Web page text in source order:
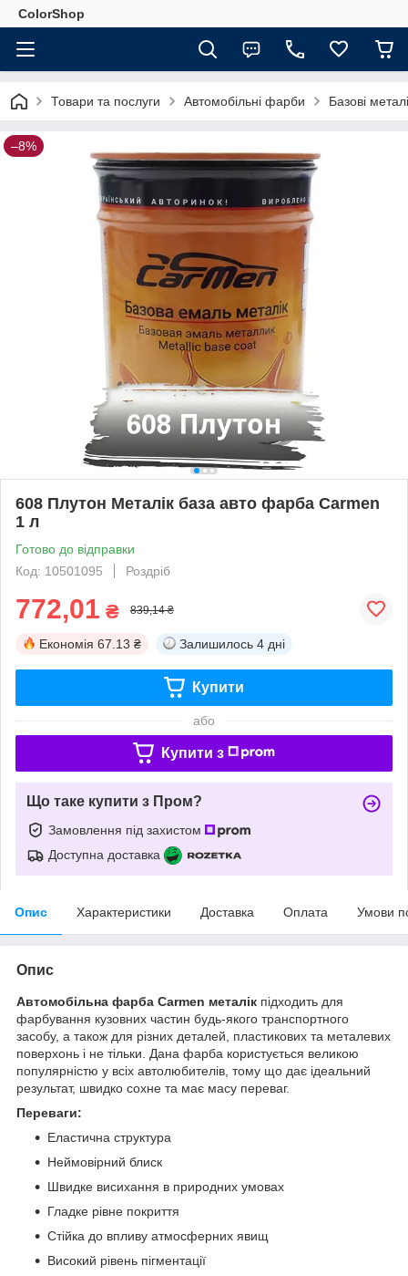
ColorShop
Товари та послуги Автомобільні фарби Базові
–8%
608 Плутон Металік база авто фарба Carmen
1 л
Готово до відправки
Код: 10501095
Роздріб
772,01 ₴ 839,14 ₴
Економія 67.13 ₴ Залишилось 4 дні
Купити
або
Купити з
Що таке купити з Пром?
Замовлення під захистом
Доступна доставка
Опис Характеристики Доставка Оплата Умови
Опис
Автомобільна фарба Carmen металік підходить для
фарбування кузовних частин будь-якого транспортного
засобу, а також для різних деталей, пластикових та металевих
поверхонь і не тільки. Дана фарба користується великою
популярністю у всіх автолюбителів, тому що дає ідеальний
результат, швидко сохне та має масу переваг.
Переваги:
Еластична структура
Неймовірний блиск
Швидке висихання в природних умовах
Гладке рівне покриття
Стійка до впливу атмосферних явищ
Високий рівень пігментації